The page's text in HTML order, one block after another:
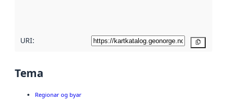
URI:
Tema
Regionar og byar